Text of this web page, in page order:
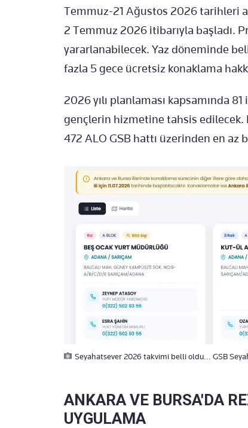
Temmuz-21 Ağustos 2026 tarihleri
2 Temmuz 2026 itibarıyla başladı.
yararlanabilecek. Yaz döneminde
fazla 5 gece ücretsiz konaklama
2026 yılı planlaması kapsamında
gençlerin hizmetine tahsis
472 ALO GSB hattı üzerinden en az
Seyahatsever 2026 takvimi belli oldu... GSB
ANKARA VE BURSA'DA
UYGULAMA